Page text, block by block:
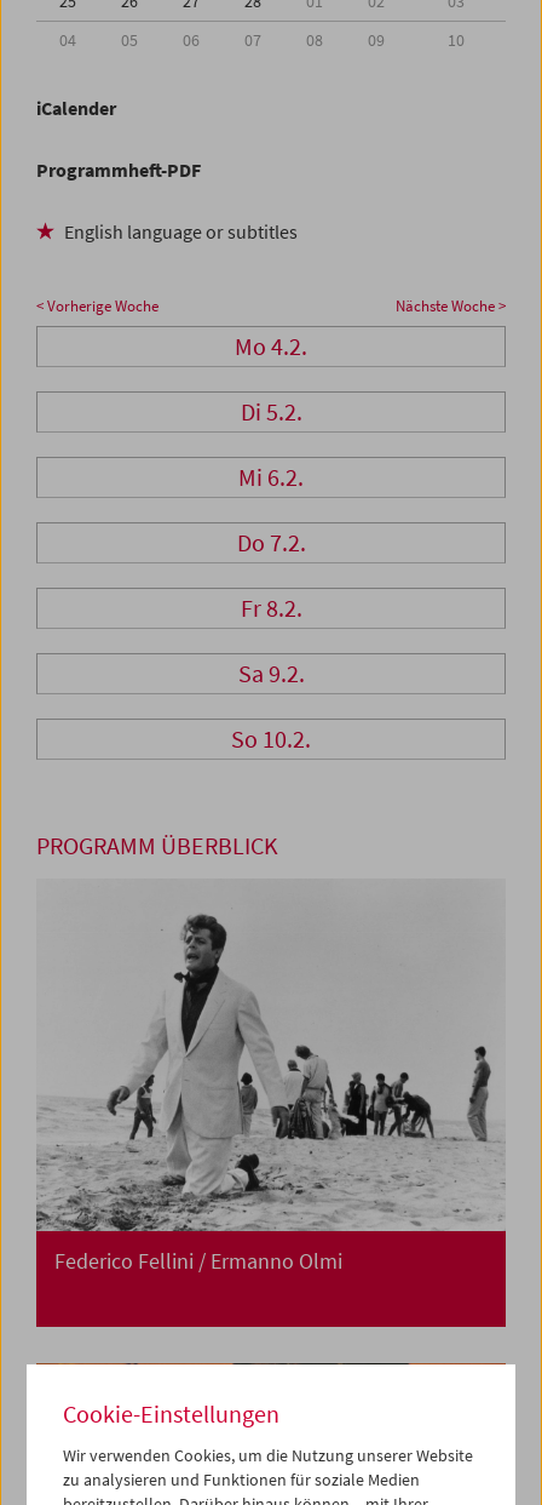
04
05 06 07 08 09 10
iCalender
Programmheft-PDF
English language or subtitles
< Vorherige Woche Nächste Woche >
Mo 4.2.
Di 5.2.
Mi 6.2.
Do 7.2.
Fr 8.2.
Sa 9.2.
So 10.2.
PROGRAMM ÜBERBLICK
Federico Fellini / Ermanno Olmi
Cookie-Einstellungen
Wir verwenden Cookies, um die Nutzung unserer Website
zu analysieren und Funktionen für soziale Medien